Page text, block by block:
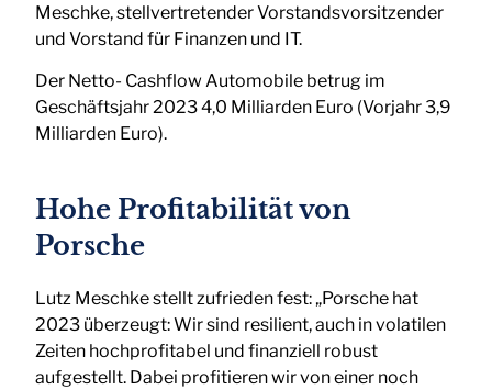
Meschke, stellvertretender Vorstandsvorsitzender
und Vorstand für Finanzen und IT.
Der Netto- Cashflow Automobile betrug im
Geschäftsjahr 2023 4,0 Milliarden Euro (Vorjahr 3,9
Milliarden Euro).
Hohe Profitabilität von
Porsche
Lutz Meschke stellt zufrieden fest: „Porsche hat
2023 überzeugt: Wir sind resilient, auch in volatilen
Zeiten hochprofitabel und finanziell robust
aufgestellt. Dabei profitieren wir von einer noch